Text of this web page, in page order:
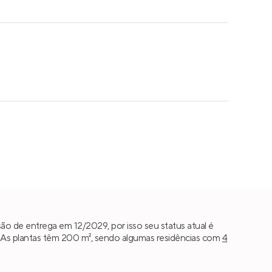
de entrega em 12/2029, por isso seu status atual é
plantas têm 200 m², sendo algumas residências com 4